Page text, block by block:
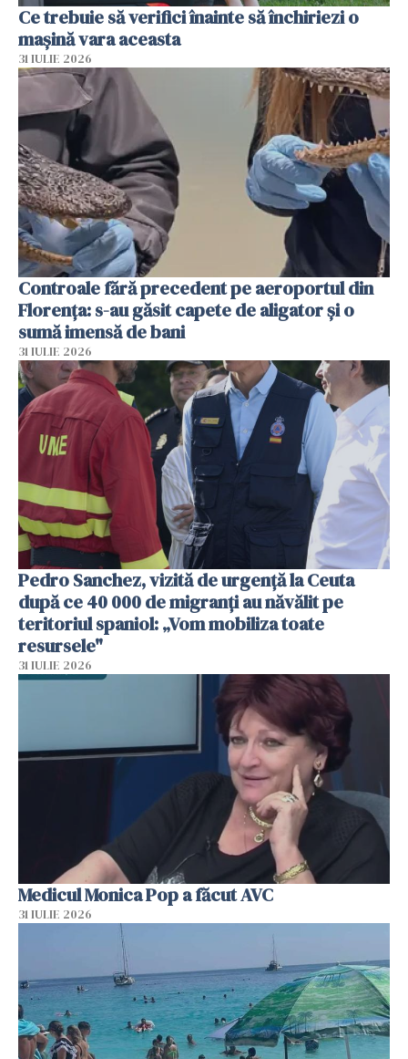
Ce trebuie să verifici înainte să închiriezi o
mașină vara aceasta
31 IULIE 2026
Controale fără precedent pe aeroportul din
Florența: s-au găsit capete de aligator și o
sumă imensă de bani
31 IULIE 2026
Pedro Sanchez, vizită de urgență la Ceuta
după ce 40 000 de migranți au năvălit pe
teritoriul spaniol: „Vom mobiliza toate
resursele"
31 IULIE 2026
Medicul Monica Pop a făcut AVC
31 IULIE 2026